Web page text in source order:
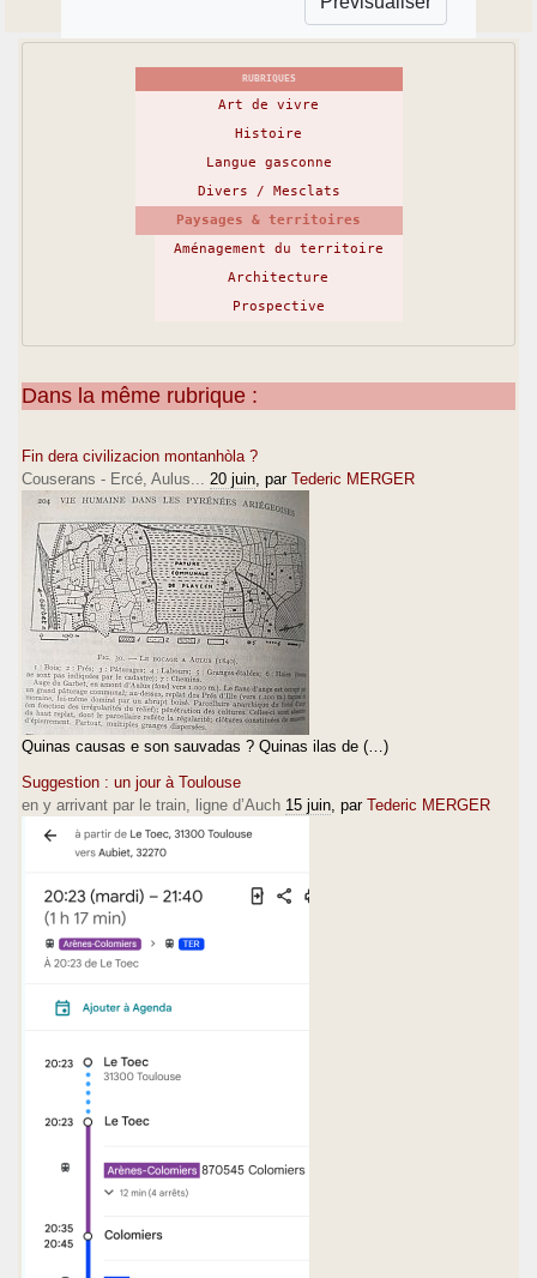
RUBRIQUES
Art de vivre
Histoire
Langue gasconne
Divers / Mesclats
Paysages & territoires
Aménagement du territoire
Architecture
Prospective
Dans la même rubrique :
Fin dera civilizacion montanhòla ?
Couserans - Ercé, Aulus...
20 juin , par Tederic MERGER
Quinas causas e son sauvadas ? Quinas ilas de (…)
Suggestion : un jour à Toulouse
en y arrivant par le train, ligne d’Auch 15 juin , par Tederic MERGER